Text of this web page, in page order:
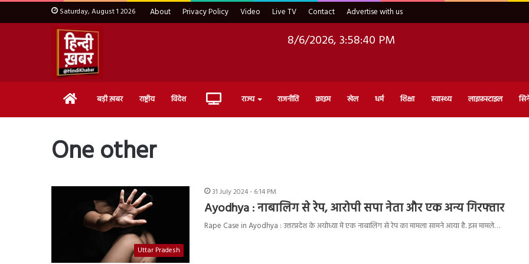
Saturday, August 1 2026 About Privacy Policy Video Live TV Contact Advertise with us
8/6/2026, 3:58:41 PM
Home बड़ी ख़बर राष्ट्रीय विदेश Live राज्य राजनीति क्राइम खेल धर्म शिक्षा स्वास्थ्य लाइफ़स्टाइल
One other
Uttar Pradesh
31 July 2024 - 6:14 PM
Ayodhya : नाबालिग से रेप, आरोपी सपा नेता और एक अन्य गिरफ्तार
Rape Case in Ayodhya : उत्तरप्रदेश के अयोध्या में एक नाबालिग से रेप का मामला सामने आया है. इस मामले…